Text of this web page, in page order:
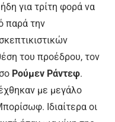
για τρίτη φορά να
παρά την
του προέδρου, τον
Ρούμεν Ράντεφ.
με μεγάλο
Ιδιαίτερα οι